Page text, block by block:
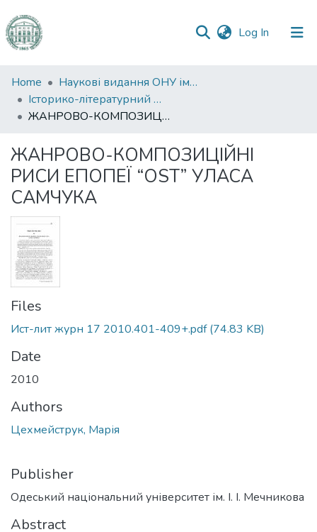
Log In (current)
Communities
&
Collections
Statistics
Home
Наукові видання ОНУ імені І. І. Мечникова
Історико-літературний журнал
ЖАНРОВО-КОМПОЗИЦІЙНІ РИСИ ЕПОПЕЇ “OST” УЛАСА САМЧУКА
ЖАНРОВО-КОМПОЗИЦІЙНІ
РИСИ ЕПОПЕЇ “OST” УЛАСА
САМЧУКА
Files
Ист-лит журн 17 2010.401-409+.pdf(74.83 KB)
Date
2010
Authors
Цехмейструк, Марія
Publisher
Одеський національний університет ім. І. І. Мечникова
Abstract